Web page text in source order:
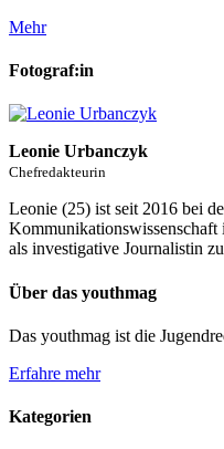
Mehr
Fotograf:in
Leonie Urbanczyk
Chefredakteurin
Leonie (25) ist seit 2016 bei
als investigative Journalistin
Über das youthmag
Das youthmag ist die
Erfahre mehr
Kategorien